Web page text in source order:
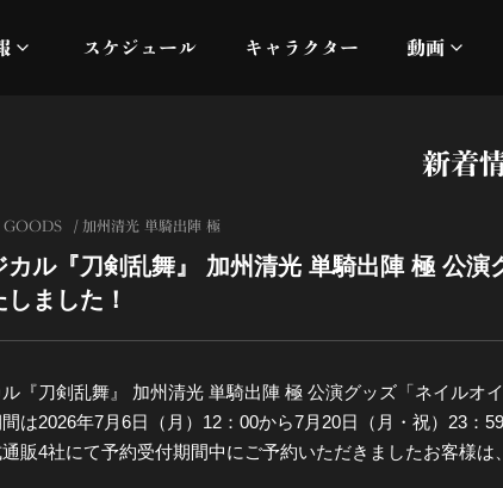
ブビューイング
スケジュール キャラクター 動画
オフィ
新着
GOODS 加州清光 単騎出陣 極
カル『刀剣乱舞』 加州清光 単騎出陣 極 公
ました！
ル『刀剣乱舞』 加州清光 単騎出陣 極 公演グッズ「ネイルオ
は2026年7月6日（月）12：00から7月20日（月・祝）23：59
販4社にて予約受付期間中にご予約いただきましたお客様